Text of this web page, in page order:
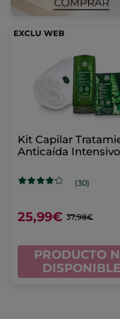
Kit Capilar
Anticaída Intensivo
(30)
25,99€ 37,98€
PRODUCTO
DISPONIBLE